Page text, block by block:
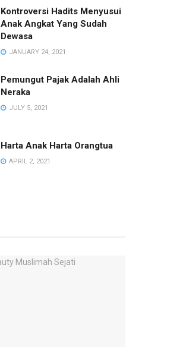
Kontroversi Hadits Menyusui
Anak Angkat Yang Sudah
Dewasa
JANUARY 24, 2021
Pemungut Pajak Adalah Ahli
Neraka
JULY 5, 2021
Harta Anak Harta Orangtua
APRIL 2, 2021